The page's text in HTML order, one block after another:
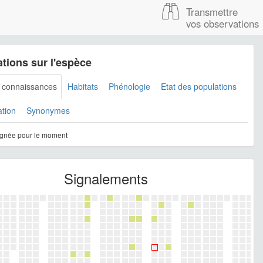
Transmettre
vos observations
sur l'espèce
Habitats Phénologie Etat des populations
Synonymes
pour le moment
Signalements